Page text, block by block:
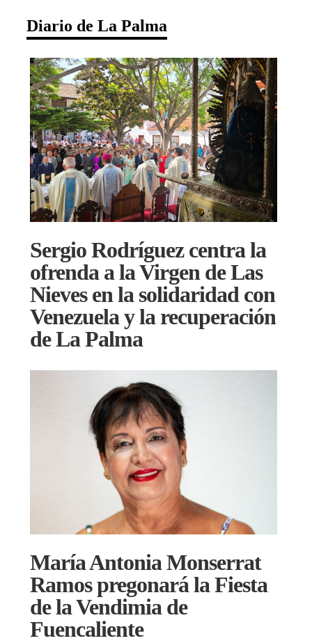
Diario de La Palma
Sergio Rodríguez centra la
ofrenda a la Virgen de Las
Nieves en la solidaridad con
Venezuela y la recuperación
de La Palma
María Antonia Monserrat
Ramos pregonará la Fiesta
de la Vendimia de
Fuencaliente